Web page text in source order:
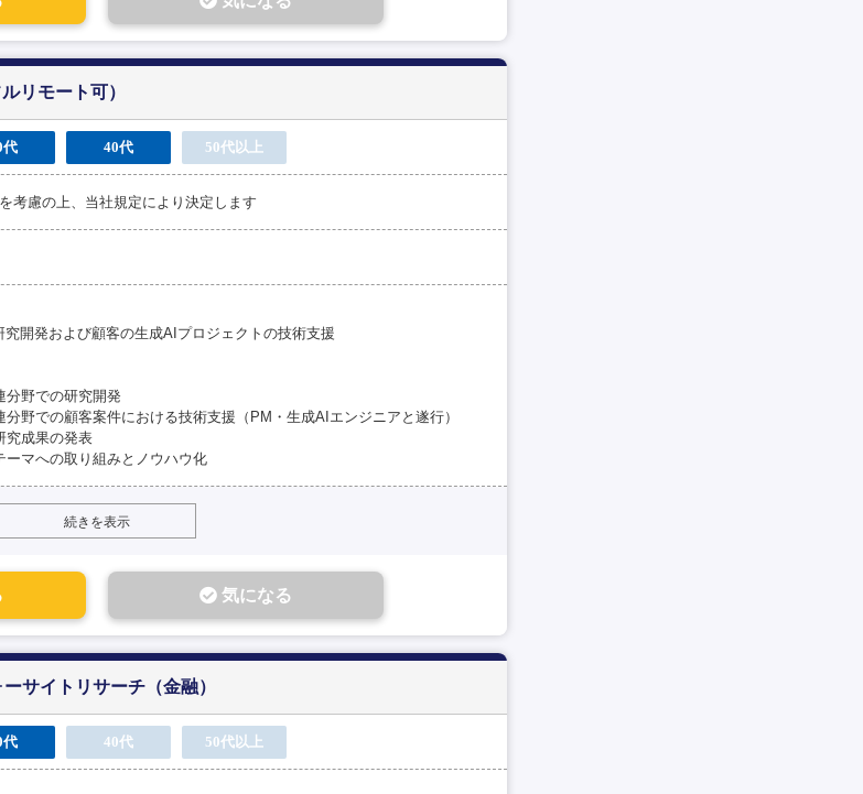
リモート可）
代 40代 50代以上
考慮の上、当社規定により決定します
究開発および顧客の生成AIプロジェクトの技術支援
分野での研究開発
分野での顧客案件における技術支援（PM・生成AIエンジニアと遂行）
究成果の発表
ーマへの取り組みとノウハウ化
続きを表示
気になる
サイトリサーチ（金融）
代 40代 50代以上